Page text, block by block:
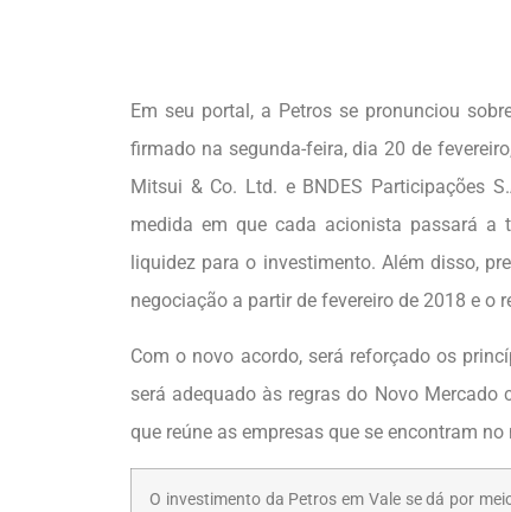
Em seu portal, a Petros se pronunciou
firmado na segunda-feira, dia 20 de
Mitsui & Co. Ltd. e BNDES Participações
medida em que cada acionista passará a
liquidez para o investimento. Além disso,
negociação a partir de fevereiro de 2018 e o
Com o novo acordo, será reforçado os
será adequado às regras do Novo
que reúne as empresas que se encontram
O investimento da Petros em Vale se dá por